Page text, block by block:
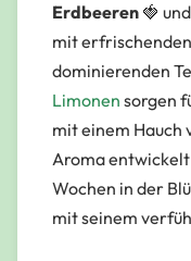
Erdbeeren 🍓 und
mit erfrischenden
dominierenden
Limonen sorgen
mit einem Hauch
Aroma
Wochen in der
mit seinem